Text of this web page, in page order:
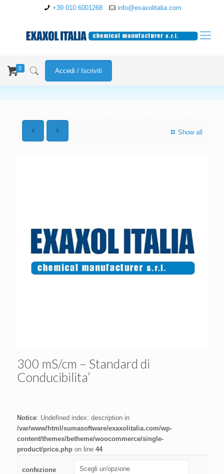
+39 010 6001268 info@exaxolitalia.com
0 Accedi / Iscriviti
Show all
300 mS/cm – Standard di
Conducibilita’
Notice: Undefined index: description in
/var/www/html/sumasoftware/exaxolitalia.com/wp-
content/themes/betheme/woocommerce/single-
product/price.phpon line 44
confezione